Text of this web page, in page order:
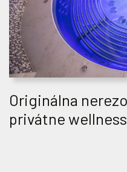
Originálna
privátne wellness